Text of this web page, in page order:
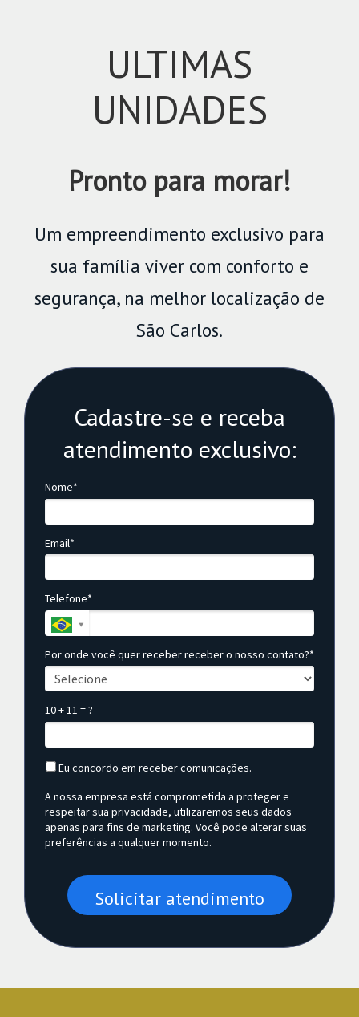
ULTIMAS
UNIDADES
Pronto para morar!
Um empreendimento exclusivo para
sua família viver com conforto e
segurança, na melhor localização de
São Carlos.
Cadastre-se e receba
atendimento exclusivo:
Nome*
Email*
Telefone*
Por onde você quer receber receber o nosso contato?*
10 + 11 = ?
Eu concordo em receber comunicações.
A nossa empresa está comprometida a proteger e
respeitar sua privacidade, utilizaremos seus dados
apenas para fins de marketing. Você pode alterar suas
preferências a qualquer momento.
Solicitar atendimento